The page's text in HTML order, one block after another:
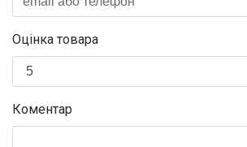
Оцінка товара
Коментар